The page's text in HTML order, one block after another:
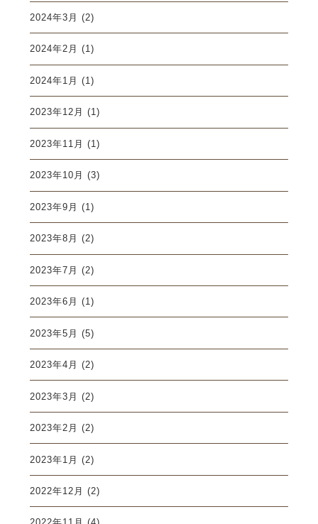
2024年3月 (2)
2024年2月 (1)
2024年1月 (1)
2023年12月 (1)
2023年11月 (1)
2023年10月 (3)
2023年9月 (1)
2023年8月 (2)
2023年7月 (2)
2023年6月 (1)
2023年5月 (5)
2023年4月 (2)
2023年3月 (2)
2023年2月 (2)
2023年1月 (2)
2022年12月 (2)